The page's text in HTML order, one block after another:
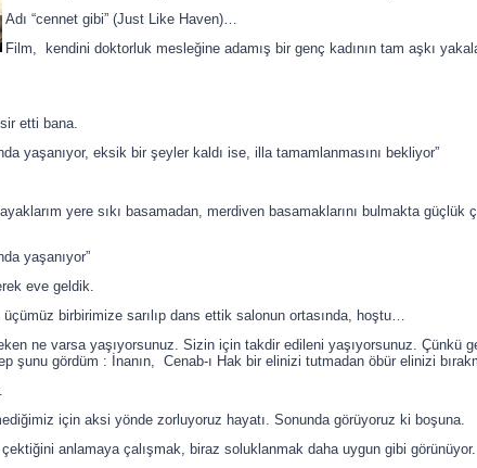
Adı “cennet gibi” (Just Like Haven)…
Film, kendini doktorluk mesleğine adamış bir genç kadının tam aşkı
etti bana.
yaşanıyor, eksik bir şeyler kaldı ise, illa tamamlanmasını bekliyor”
yere sıkı basamadan, merdiven basamaklarını bulmakta
yaşanıyor”
eve geldik.
birbirimize sarılıp dans ettik salonun ortasında, hoştu…
ne varsa yaşıyorsunuz. Sizin için takdir edileni yaşıyorsunuz. Çünkü
gördüm : İnanın, Cenab-ı Hak bir elinizi tutmadan öbür elinizi
için aksi yönde zorluyoruz hayatı. Sonunda görüyoruz ki boşuna.
anlamaya çalışmak, biraz soluklanmak daha uygun gibi görünüyor.